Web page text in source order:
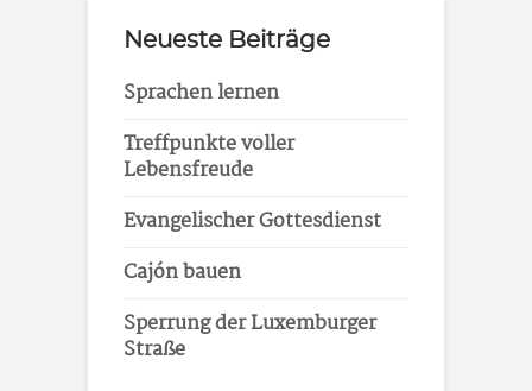
Neueste Beiträge
Sprachen lernen
Treffpunkte voller
Lebensfreude
Evangelischer Gottesdienst
Cajón bauen
Sperrung der Luxemburger
Straße